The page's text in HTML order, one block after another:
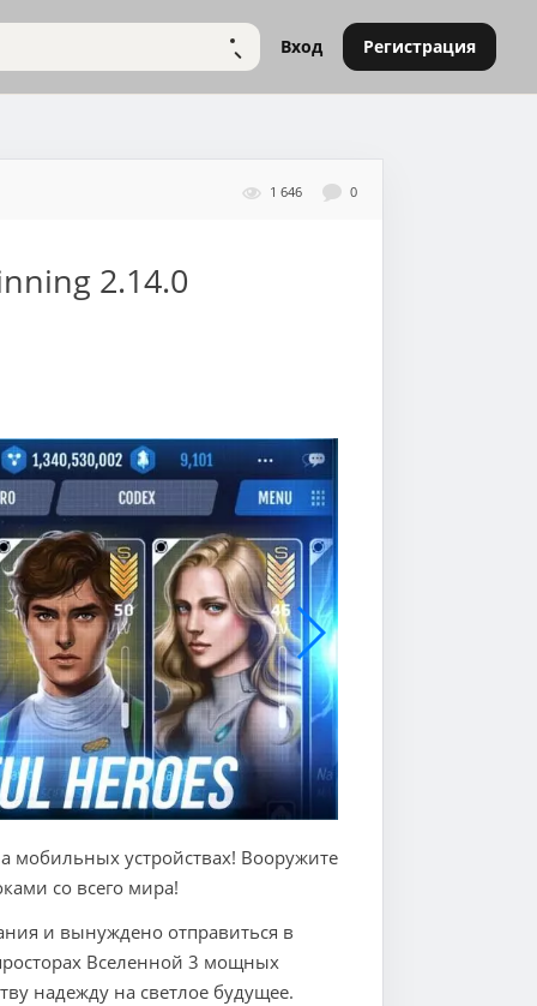
НАЙТИВход Регистрация
1 646 0
2.14.0
мобильных устройствах! Вооружите
со всего мира!
и вынуждено отправиться в
Вселенной 3 мощных
надежду на светлое будущее.